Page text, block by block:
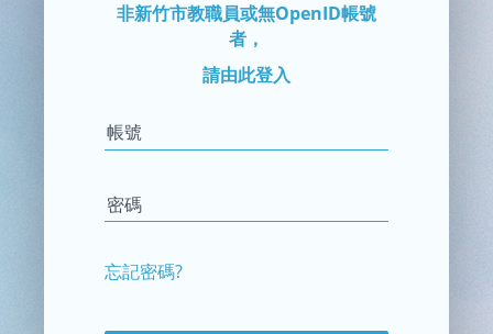
非新竹市教職員或無OpenID帳號
者，
請由此登入
帳號
密碼
忘記密碼?